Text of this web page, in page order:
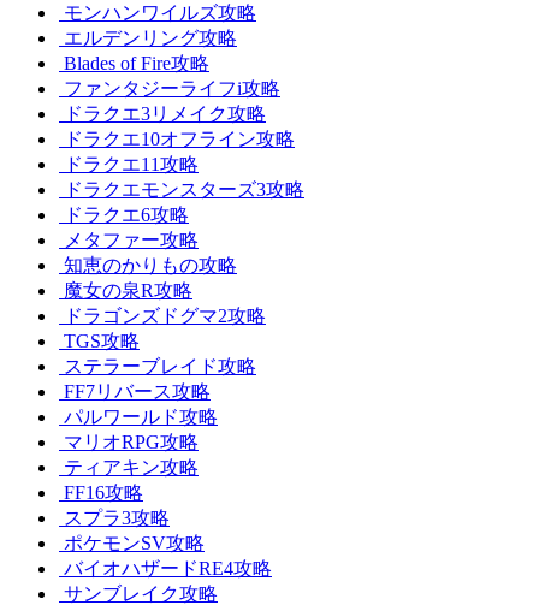
モンハンワイルズ攻略
エルデンリング攻略
Blades of Fire攻略
ファンタジーライフi攻略
ドラクエ3リメイク攻略
ドラクエ10オフライン攻略
ドラクエ11攻略
ドラクエモンスターズ3攻略
ドラクエ6攻略
メタファー攻略
知恵のかりもの攻略
魔女の泉R攻略
ドラゴンズドグマ2攻略
TGS攻略
ステラーブレイド攻略
FF7リバース攻略
パルワールド攻略
マリオRPG攻略
ティアキン攻略
FF16攻略
スプラ3攻略
ポケモンSV攻略
バイオハザードRE4攻略
サンブレイク攻略